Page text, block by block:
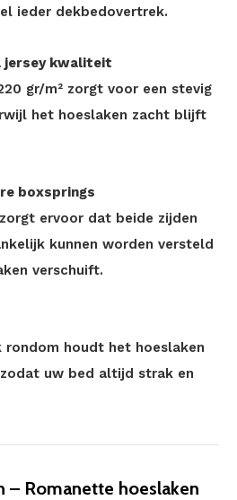
ieder dekbedovertrek.
jersey kwaliteit
gr/m² zorgt voor een stevig
het hoeslaken zacht blijft
boxsprings
ervoor dat beide zijden
kunnen worden versteld
verschuift.
houdt het hoeslaken
uw bed altijd strak en
– Romanette hoeslaken